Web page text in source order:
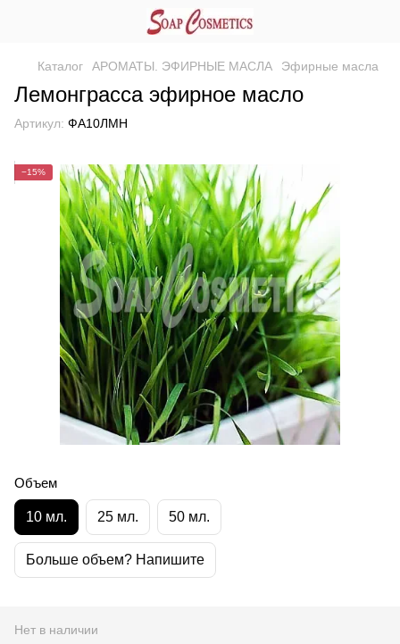
Каталог АРОМАТЫ. ЭФИРНЫЕ МАСЛА Эфирные масла
Лемонграсса эфирное масло
Артикул: ФА10ЛМН
−15%
Объем
10 мл. 25 мл. 50 мл.
Больше объем? Напишите
Нет в наличии